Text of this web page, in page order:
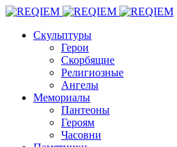
Скульптуры
Герои
Скорбящие
Религиозные
Ангелы
Мемориалы
Пантеоны
Героям
Часовни